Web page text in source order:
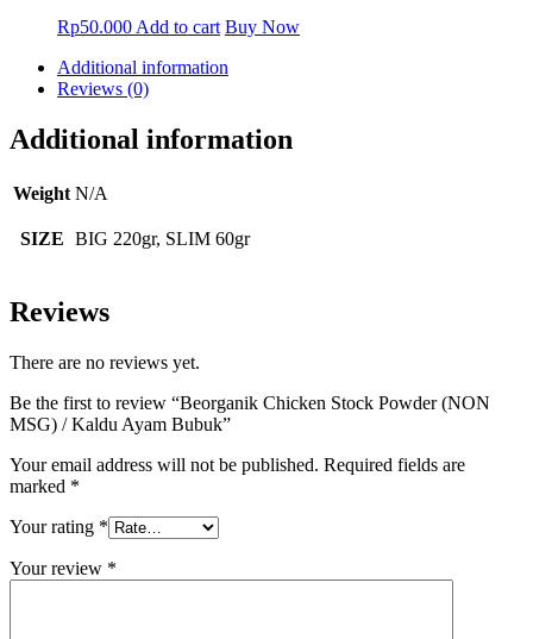
Rp50.000Add to cart Buy Now
Additional information
Reviews (0)
Additional information
Weight N/A
SIZE BIG 220gr, SLIM 60gr
Reviews
There are no reviews yet.
Be the first to review “Beorganik Chicken Stock Powder (NON
MSG) / Kaldu Ayam Bubuk”
Your email address will not be published. Required fields are
marked *
Your rating *
Your review *